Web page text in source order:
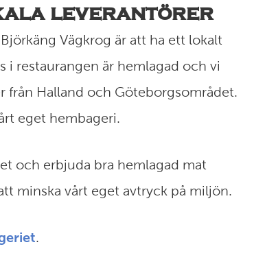
leverantörer
Vägkrog är att ha ett lokalt
i restaurangen är hemlagad och vi
från Halland och Göteborgsområdet.
eget hembageri.
och erbjuda bra hemlagad mat
minska vårt eget avtryck på miljön.
.